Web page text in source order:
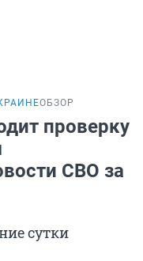
ОБЗОР
проверку
СВО за
сутки